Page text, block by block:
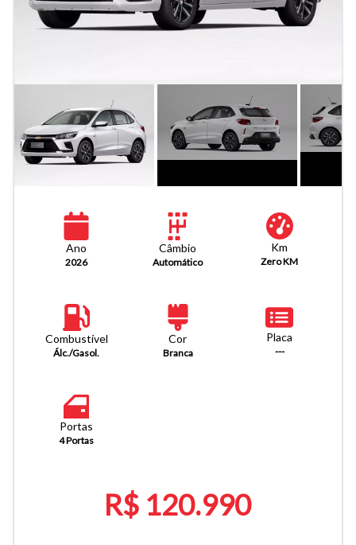
Ano
2026
Câmbio
Automático
Km
Zero KM
Combustível
Álc./Gasol.
Cor
Branca
Placa
---
Portas
4 Portas
R$ 120.990